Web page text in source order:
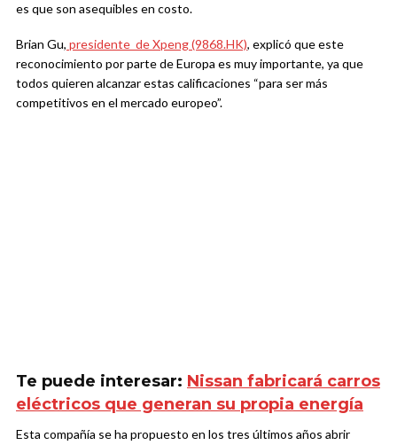
es que son asequibles en costo.
Brian Gu, presidente de Xpeng (9868.HK), explicó que este
reconocimiento por parte de Europa es muy importante, ya que
todos quieren alcanzar estas calificaciones “para ser más
competitivos en el mercado europeo”.
Te puede interesar: Nissan fabricará carros
eléctricos que generan su propia energía
Esta compañía se ha propuesto en los tres últimos años abrir